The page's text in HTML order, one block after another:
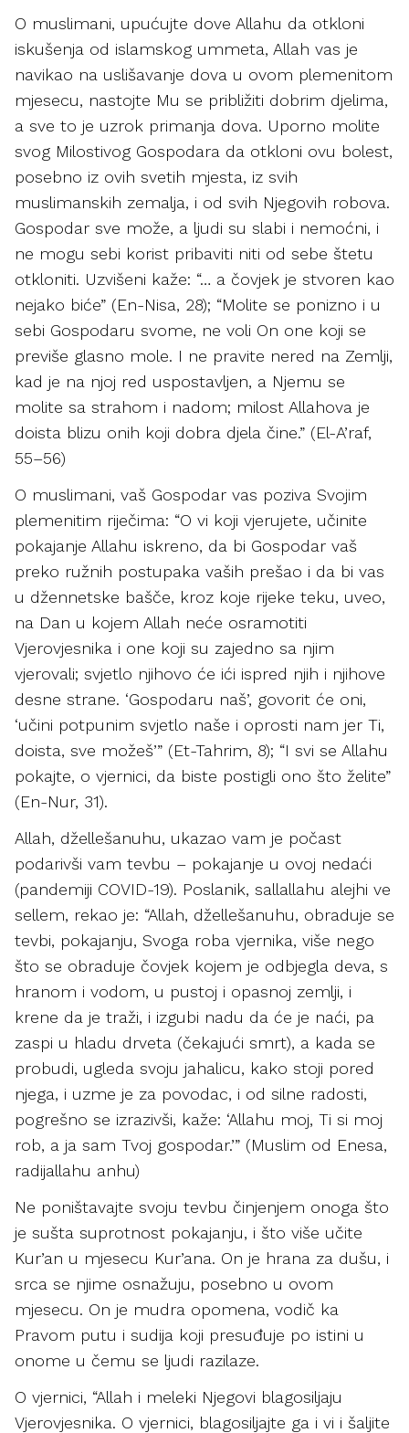
O muslimani, upućujte dove Allahu da otkloni
iskušenja od islamskog ummeta, Allah vas je
navikao na uslišavanje dova u ovom plemenitom
mjesecu, nastojte Mu se približiti dobrim djelima,
a sve to je uzrok primanja dova. Uporno molite
svog Milostivog Gospodara da otkloni ovu bolest,
posebno iz ovih svetih mjesta, iz svih
muslimanskih zemalja, i od svih Njegovih robova.
Gospodar sve može, a ljudi su slabi i nemoćni, i
ne mogu sebi korist pribaviti niti od sebe štetu
otkloniti. Uzvišeni kaže: “… a čovjek je stvoren kao
nejako biće” (En-Nisa, 28); “Molite se ponizno i u
sebi Gospodaru svome, ne voli On one koji se
previše glasno mole. I ne pravite nered na Zemlji,
kad je na njoj red uspostavljen, a Njemu se
molite sa strahom i nadom; milost Allahova je
doista blizu onih koji dobra djela čine.” (El-A’raf,
55–56)
O muslimani, vaš Gospodar vas poziva Svojim
plemenitim riječima: “O vi koji vjerujete, učinite
pokajanje Allahu iskreno, da bi Gospodar vaš
preko ružnih postupaka vaših prešao i da bi vas
u džennetske bašče, kroz koje rijeke teku, uveo,
na Dan u kojem Allah neće osramotiti
Vjerovjesnika i one koji su zajedno sa njim
vjerovali; svjetlo njihovo će ići ispred njih i njihove
desne strane. ‘Gospodaru naš’, govorit će oni,
‘učini potpunim svjetlo naše i oprosti nam jer Ti,
doista, sve možeš’” (Et-Tahrim, 8); “I svi se Allahu
pokajte, o vjernici, da biste postigli ono što želite”
(En-Nur, 31).
Allah, džellešanuhu, ukazao vam je počast
podarivši vam tevbu – pokajanje u ovoj nedaći
(pandemiji COVID-19). Poslanik, sallallahu alejhi ve
sellem, rekao je: “Allah, džellešanuhu, obraduje se
tevbi, pokajanju, Svoga roba vjernika, više nego
što se obraduje čovjek kojem je odbjegla deva, s
hranom i vodom, u pustoj i opasnoj zemlji, i
krene da je traži, i izgubi nadu da će je naći, pa
zaspi u hladu drveta (čekajući smrt), a kada se
probudi, ugleda svoju jahalicu, kako stoji pored
njega, i uzme je za povodac, i od silne radosti,
pogrešno se izrazivši, kaže: ‘Allahu moj, Ti si moj
rob, a ja sam Tvoj gospodar.’” (Muslim od Enesa,
radijallahu anhu)
Ne poništavajte svoju tevbu činjenjem onoga što
je sušta suprotnost pokajanju, i što više učite
Kur’an u mjesecu Kur’ana. On je hrana za dušu, i
srca se njime osnažuju, posebno u ovom
mjesecu. On je mudra opomena, vodič ka
Pravom putu i sudija koji presuđuje po istini u
onome u čemu se ljudi razilaze.
O vjernici, “Allah i meleki Njegovi blagosiljaju
Vjerovjesnika. O vjernici, blagosiljajte ga i vi i šaljite